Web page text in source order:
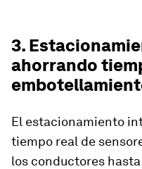
3.
ahorrando
El estacionamiento
tiempo real de
los conductores